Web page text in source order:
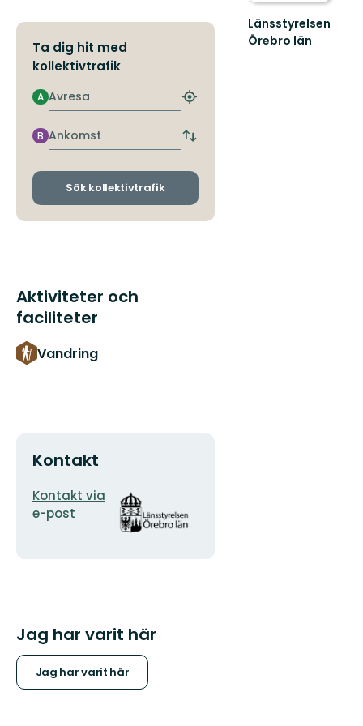
Ta dig hit med
kollektivtrafik
Avresa
A
Hitta
hållplats
Ankomst
B
Byt
och
Sök kollektivtrafik
Aktiviteter och
faciliteter
Vandring
Kontakt
E-
postadress
Kontakt via
e-post
Organisationens
logotyp
Jag har varit här
Jag har varit här
Länsstyrelsen
Örebro län